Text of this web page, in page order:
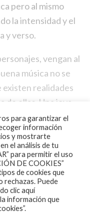
pero al mismo
la intensidad y el
y verso.
vengan al
música no se
existen realidades
ellas. Una joya
para garantizar el
información
y mostrarte
el análisis de tu
para permitir el uso
DE COOKIES”
de cookies que
rechazas. Puede
clic aquí
información que